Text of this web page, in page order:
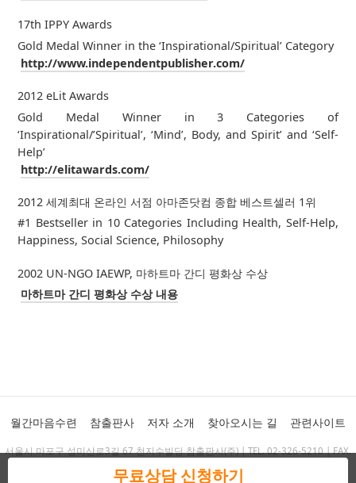
17th IPPY Awards
Gold Medal Winner in the ‘Inspirational/Spiritual’ Category
http://www.independentpublisher.com/
2012 eLit Awards
Gold Medal Winner in 3 Categories of
‘Inspirational/’Spiritual’, ‘Mind’, Body, and Spirit’ and ‘Self-
Help’
http://elitawards.com/
2012 세계최대 온라인 서점 아마존닷컴 종합 베스트셀러 1위
#1 Bestseller in 10 Categories Including Health, Self-Help,
Happiness, Social Science, Philosophy
2002 UN-NGO IAEWP, 마하트마 간디 평화상 수상
마하트마 간디 평화상 수상 내용
무료상담 신청하기
월간마음수련 참출판사 저자 소개 찾아오시는 길 관련사이트
서울시 마포구 성미산로3길 67 천지수빌딩 참출판사(주) | TEL. 02-326-5210 | FAX.
Copyright 2011 Cham Publishing Corp. ALL RIGHTS RESERVED.